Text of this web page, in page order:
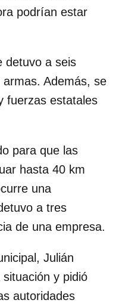
podrían estar
detuvo a seis
Además, se
fuerzas estatales
para que las
hasta 40 km
una
a tres
de una empresa.
Julián
y pidió
autoridades